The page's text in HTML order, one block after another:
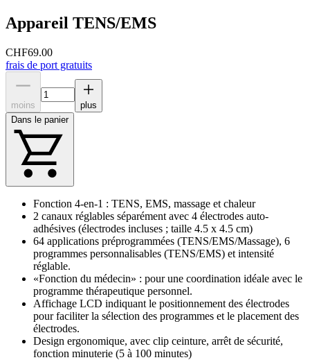
Appareil TENS/EMS
CHF69.00
frais de port gratuits
moins
plus
Dans le panier
Fonction 4-en-1 : TENS, EMS, massage et chaleur
2 canaux réglables séparément avec 4 électrodes auto-
adhésives (électrodes incluses ; taille 4.5 x 4.5 cm)
64 applications préprogrammées (TENS/EMS/Massage), 6
programmes personnalisables (TENS/EMS) et intensité
réglable.
«Fonction du médecin» : pour une coordination idéale avec le
programme thérapeutique personnel.
Affichage LCD indiquant le positionnement des électrodes
pour faciliter la sélection des programmes et le placement des
électrodes.
Design ergonomique, avec clip ceinture, arrêt de sécurité,
fonction minuterie (5 à 100 minutes)